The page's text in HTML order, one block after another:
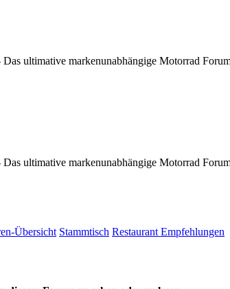
ultimative markenunabhängige Motorrad
ultimative markenunabhängige Motorrad
Übersicht Stammtisch Restaurant Empfehlungen